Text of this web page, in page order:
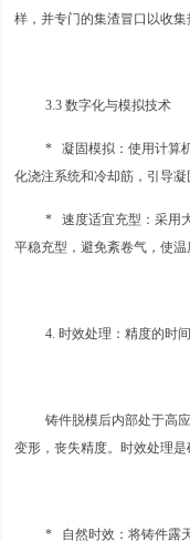
样，并专门的集渣冒口以收集
3.3 数字化与模拟技术
* 凝固模拟：使用计算
化浇注系统和冷却筋，引导凝
* 速度适宜充型：采用
平稳充型，避免紊卷气，使温
4. 时效处理：精度的时
铸件脱模后内部处于高
变形，丧失精度。时效处理是
* 自然时效：将铸件露